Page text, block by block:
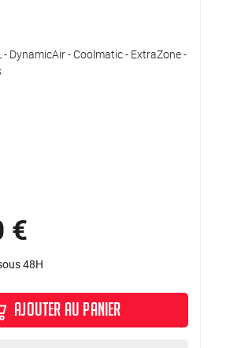
- DynamicAir - Coolmatic - ExtraZone -
€
48H
AJOUTER AU PANIER